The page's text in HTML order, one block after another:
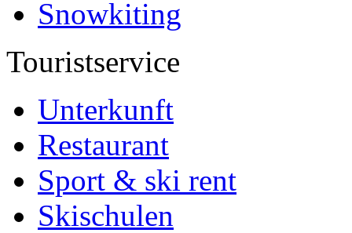
Snowkiting
Touristservice
Unterkunft
Restaurant
Sport & ski rent
Skischulen